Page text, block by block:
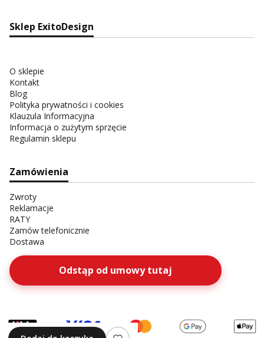
Sklep ExitoDesign
O sklepie
Kontakt
Blog
Polityka prywatności i cookies
Klauzula Informacyjna
Informacja o zużytym sprzęcie
Regulamin sklepu
Zamówienia
Zwroty
Reklamacje
RATY
Zamów telefonicznie
Dostawa
Odstąp od umowy tutaj